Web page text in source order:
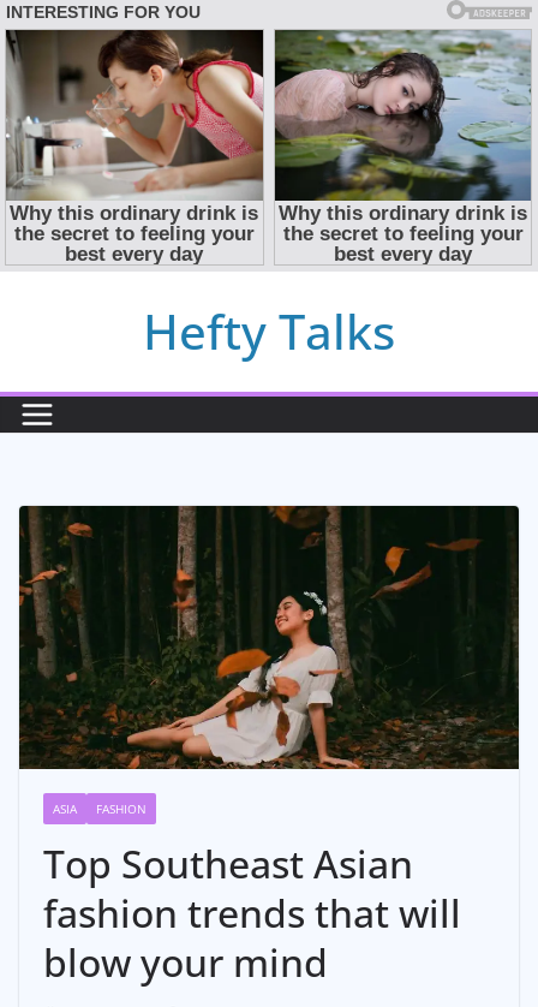
Hefty Talks
ASIA FASHION
Top Southeast Asian
fashion trends that will
blow your mind